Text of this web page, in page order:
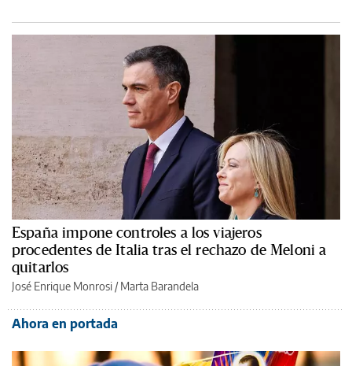
España impone controles a los viajeros
procedentes de Italia tras el rechazo de Meloni a
quitarlos
José Enrique Monrosi / Marta Barandela
Ahora en portada